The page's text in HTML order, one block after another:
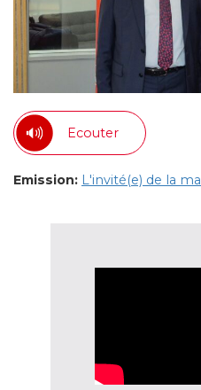
Ecouter
Emission: L'invité(e) de la